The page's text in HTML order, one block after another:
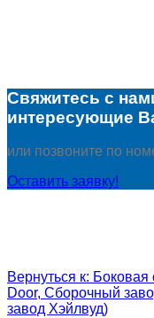
Свяжитесь с
интересующие
или позвоните по
Оставить заявку!
Вернуться к:
Door, Сборочный
завод Хэйлвуд)